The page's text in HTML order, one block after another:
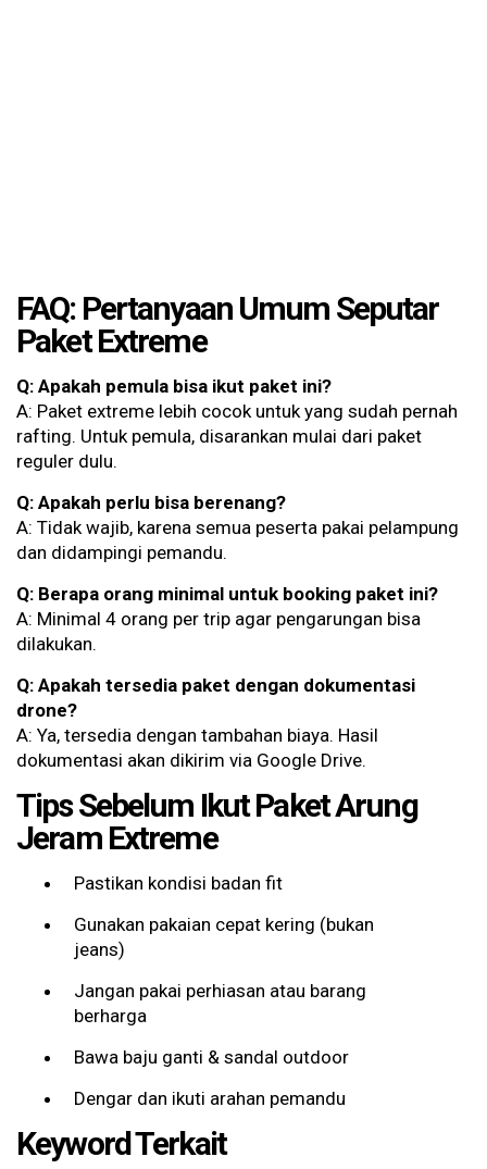
FAQ: Pertanyaan Umum Seputar
Paket Extreme
Q: Apakah pemula bisa ikut paket ini?
A: Paket extreme lebih cocok untuk yang sudah pernah
rafting. Untuk pemula, disarankan mulai dari paket
reguler dulu.
Q: Apakah perlu bisa berenang?
A: Tidak wajib, karena semua peserta pakai pelampung
dan didampingi pemandu.
Q: Berapa orang minimal untuk booking paket ini?
A: Minimal 4 orang per trip agar pengarungan bisa
dilakukan.
Q: Apakah tersedia paket dengan dokumentasi
drone?
A: Ya, tersedia dengan tambahan biaya. Hasil
dokumentasi akan dikirim via Google Drive.
Tips Sebelum Ikut Paket Arung
Jeram Extreme
Pastikan kondisi badan fit
Gunakan pakaian cepat kering (bukan
jeans)
Jangan pakai perhiasan atau barang
berharga
Bawa baju ganti & sandal outdoor
Dengar dan ikuti arahan pemandu
Keyword Terkait